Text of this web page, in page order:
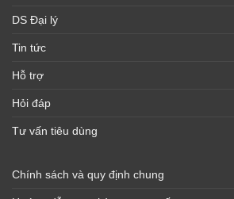
DS Đại lý
Tin tức
Hỗ trợ
Hỏi đáp
Tư vấn tiêu dùng
Chính sách và quy định chung